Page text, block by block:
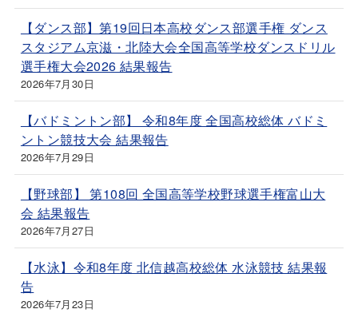
【ダンス部】第19回日本高校ダンス部選手権 ダンス
スタジアム京滋・北陸大会全国高等学校ダンスドリル
選手権大会2026 結果報告
2026年7月30日
【バドミントン部】 令和8年度 全国高校総体 バドミ
ントン競技大会 結果報告
2026年7月29日
【野球部】 第108回 全国高等学校野球選手権富山大
会 結果報告
2026年7月27日
【水泳】令和8年度 北信越高校総体 水泳競技 結果報
告
2026年7月23日